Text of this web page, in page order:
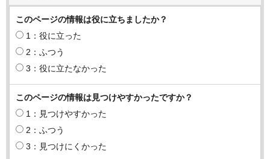
このページの情報は役に立ちましたか？
1：役に立った
2：ふつう
3：役に立たなかった
このページの情報は見つけやすかったですか？
1：見つけやすかった
2：ふつう
3：見つけにくかった